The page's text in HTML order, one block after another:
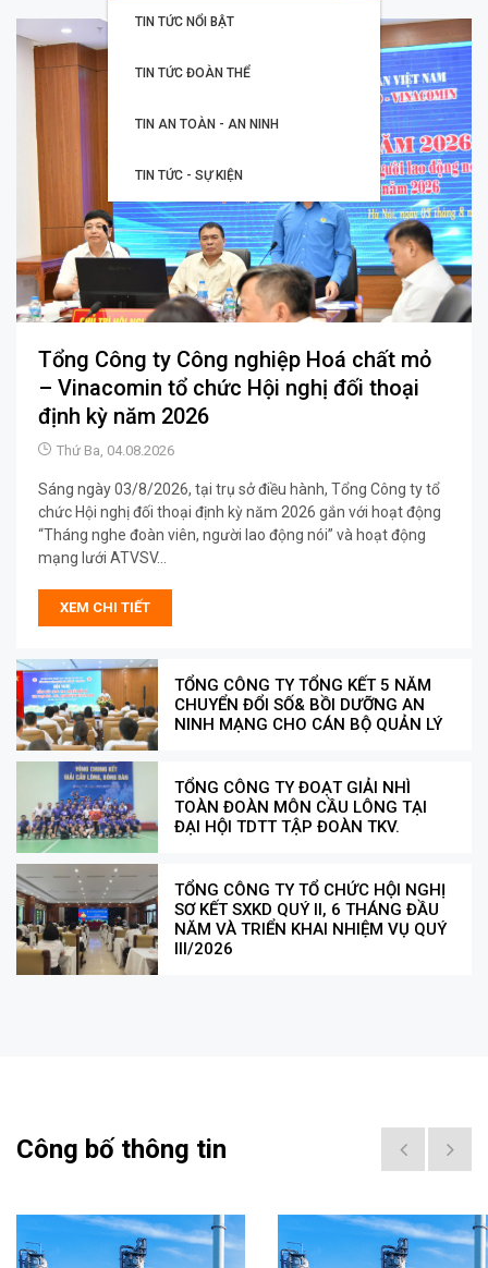
TIN TỨC NỔI BẬT
TIN TỨC ĐOÀN THỂ
TIN AN TOÀN - AN NINH
TIN TỨC - SỰ KIỆN
Tổng Công ty Công nghiệp Hoá chất mỏ
– Vinacomin tổ chức Hội nghị đối thoại
định kỳ năm 2026
Thứ Ba, 04.08.2026
Sáng ngày 03/8/2026, tại trụ sở điều hành, Tổng Công ty tổ
chức Hội nghị đối thoại định kỳ năm 2026 gắn với hoạt động
“Tháng nghe đoàn viên, người lao động nói” và hoạt động
mạng lưới ATVSV...
XEM CHI TIẾT
TỔNG CÔNG TY TỔNG KẾT 5 NĂM
CHUYỂN ĐỔI SỐ& BỒI DƯỠNG AN
NINH MẠNG CHO CÁN BỘ QUẢN LÝ
TỔNG CÔNG TY ĐOẠT GIẢI NHÌ
TOÀN ĐOÀN MÔN CẦU LÔNG TẠI
ĐẠI HỘI TDTT TẬP ĐOÀN TKV.
TỔNG CÔNG TY TỔ CHỨC HỘI NGHỊ
SƠ KẾT SXKD QUÝ II, 6 THÁNG ĐẦU
NĂM VÀ TRIỂN KHAI NHIỆM VỤ QUÝ
III/2026
Công bố thông tin